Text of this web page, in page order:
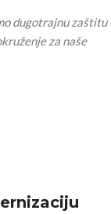
dugotrajnu zaštitu
za naše